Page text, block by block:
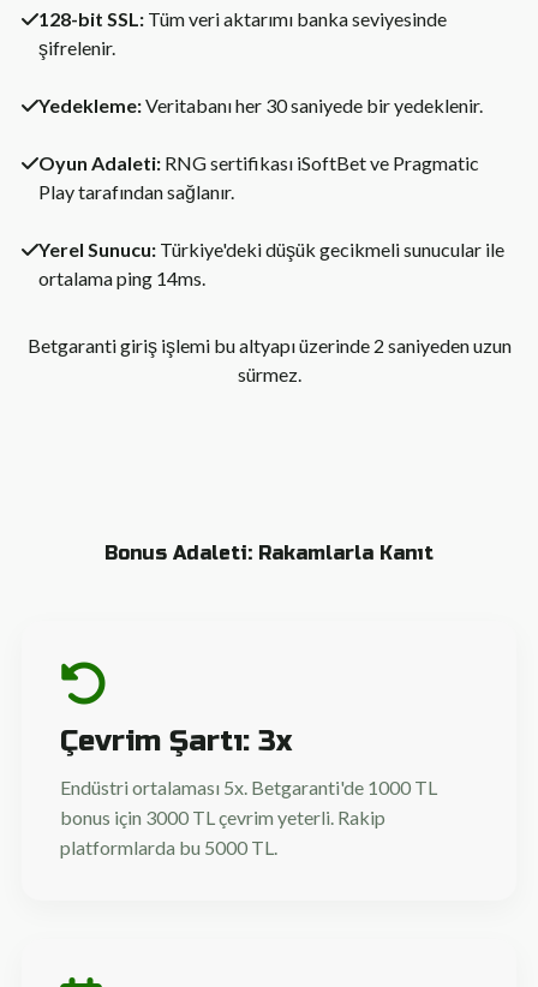
128-bit SSL:Tüm veri aktarımı banka seviyesinde
şifrelenir.
Yedekleme:Veritabanı her 30 saniyede bir yedeklenir.
Oyun Adaleti:RNG sertifikası iSoftBet ve Pragmatic
Play tarafından sağlanır.
Yerel Sunucu:Türkiye'deki düşük gecikmeli sunucular ile
ortalama ping 14ms.
Betgaranti giriş işlemi bu altyapı üzerinde 2 saniyeden uzun
sürmez.
Bonus Adaleti: Rakamlarla Kanıt
Çevrim Şartı: 3x
Endüstri ortalaması 5x. Betgaranti'de 1000 TL
bonus için 3000 TL çevrim yeterli. Rakip
platformlarda bu 5000 TL.